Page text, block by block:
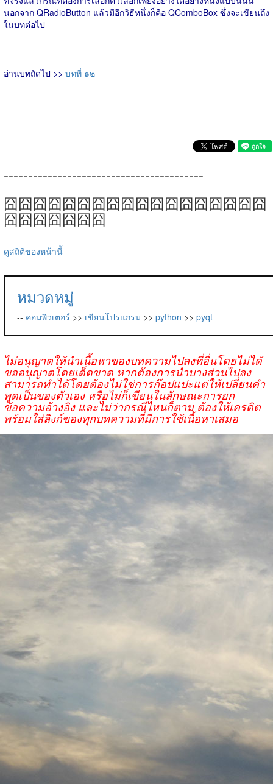
นอกจาก QRadioButton แล้วมีอีกวิธีหนึ่งก็คือ QComboBox ซึ่งจะเขียนถึง
ในบทต่อไป
อ่านบทถัดไป >> บทที่ ๑๒
-----------------------------------------
囧囧囧囧囧囧囧囧囧囧囧囧囧囧囧囧囧囧
囧囧囧囧囧囧囧
ดูสถิติของหน้านี้
หมวดหมู่
-- คอมพิวเตอร์ >> เขียนโปรแกรม >> python >> pyqt
ไม่อนุญาตให้นำเนื้อหาของบทความไปลงที่อื่นโดยไม่ได้
ขออนุญาตโดยเด็ดขาด หากต้องการนำบางส่วนไปลง
สามารถทำได้โดยต้องไม่ใช่การก๊อปแปะแต่ให้เปลี่ยนคำ
พูดเป็นของตัวเอง หรือไม่ก็เขียนในลักษณะการยก
ข้อความอ้างอิง และไม่ว่ากรณีไหนก็ตาม ต้องให้เครดิต
พร้อมใส่ลิงก์ของทุกบทความที่มีการใช้เนื้อหาเสมอ